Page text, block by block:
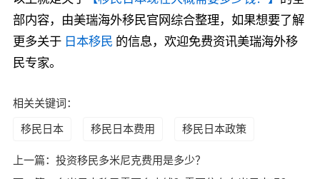
部内容，由美瑞海外移民官网综合整理，如果想要了解
更多关于 日本移民 的信息，欢迎免费资讯美瑞海外移
民专家。
相关关键词：
移民日本 移民日本费用 移民日本政策
上一篇： 投资移民多米尼克费用是多少？